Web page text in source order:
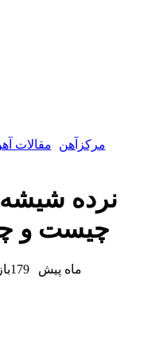
مرکزآهن
مقالات
نرده
چیست و
3 ماه پیش 179